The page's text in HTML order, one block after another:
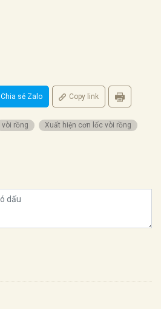
Chia sẻ Zalo Copy link
vòi rồng Xuất hiện cơn lốc vòi rồng